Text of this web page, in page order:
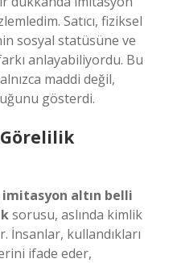
Satıcı, fiziksel
sosyal statüsüne ve
anlayabiliyordu. Bu
maddi değil,
gösterdi.
imitasyon altın belli
sorusu, aslında kimlik
İnsanlar, kullandıkları
ifade eder,